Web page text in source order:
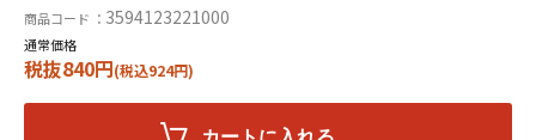
商品コード ： 3594123221000
通常価格
税抜840円(税込924円)